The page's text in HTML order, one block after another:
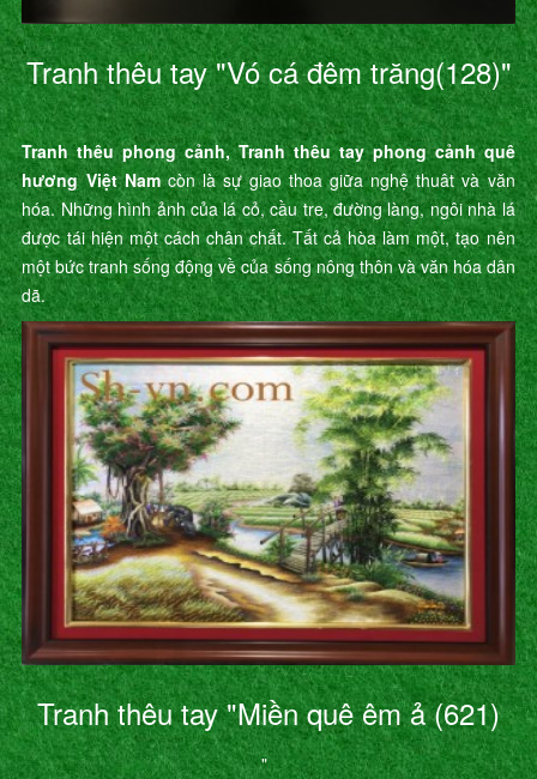
Tranh thêu tay "Vó cá đêm trăng(128)"
Tranh thêu phong cảnh, Tranh thêu tay phong cảnh quê
hương Việt Namcòn là sự giao thoa giữa nghệ thuât và văn
hóa. Những hình ảnh của lá cỏ, cầu tre, đường làng, ngôi nhà lá
được tái hiện một cách chân chất. Tất cả hòa làm một, tạo nên
một bức tranh sống động về của sống nông thôn và văn hóa dân
dã.
Tranh thêu tay "Miền quê êm ả (621)
"